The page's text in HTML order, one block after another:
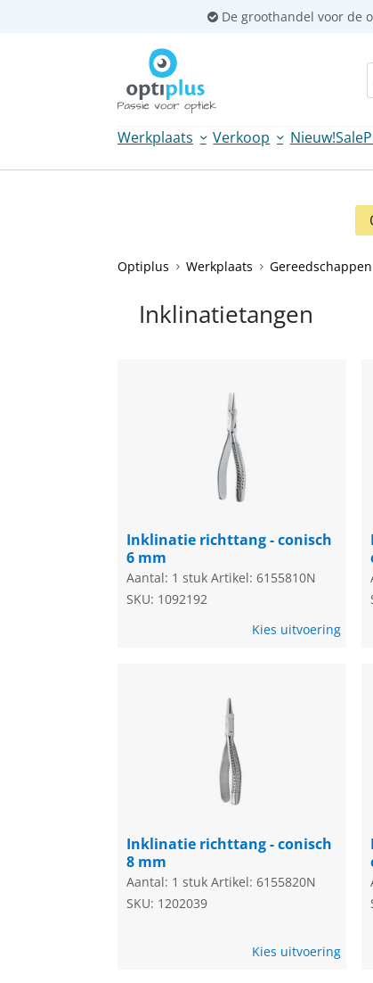
De groothandel voor de
Werkplaats Verkoop Nieuw!Sale
Optiplus Werkplaats Gereedschappen
Inklinatietangen
Inklinatie richttang - conisch
6 mm
Aantal: 1 stuk Artikel: 6155810N
SKU: 1092192
Kies uitvoering
Inklinatie richttang - conisch
8 mm
Aantal: 1 stuk Artikel: 6155820N
SKU: 1202039
Kies uitvoering